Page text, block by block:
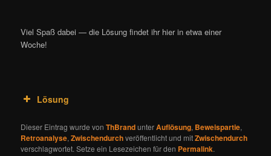
Viel Spaß dabei — die Lösung findet ihr hier in etwa einer
Woche!
Lösung
Dieser Eintrag wurde vonThBrandunterAuflösung, Beweispartie,
Retroanalyse,Zwischendurchveröffentlicht und mitZwischendurch
verschlagwortet. Setze ein Lesezeichen für den Permalink.